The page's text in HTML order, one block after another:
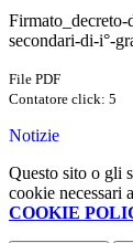
secondari-di-i°-
File PDF
Contatore click: 5
Notizie
Questo sito o gli
cookie necessari
COOKIE